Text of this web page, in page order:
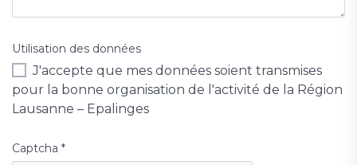
Utilisation des données
J'accepte que mes données soient transmises
pour la bonne organisation de l'activité de la Région
Lausanne – Epalinges
Captcha *